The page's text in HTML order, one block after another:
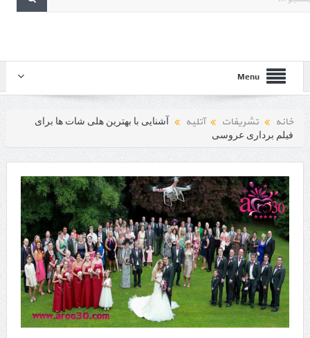
Menu
خانه تشریفات آتلیه
آشنایی با بهترین هلی شات ها برای
فیلم برداری عروسی